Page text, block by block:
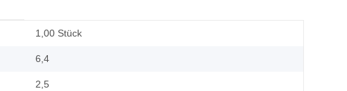
1,00 Stück
6,4
2,5